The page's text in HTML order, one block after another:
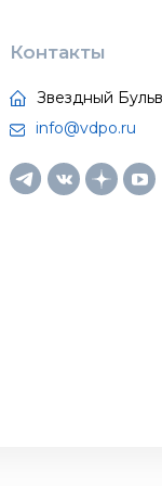
Контакты
Звездный
info@vdpo.ru